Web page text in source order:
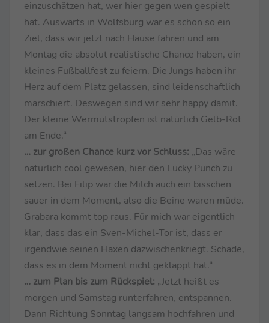
einzuschätzen hat, wer hier gegen wen gespielt
hat. Auswärts in Wolfsburg war es schon so ein
Ziel, dass wir jetzt nach Hause fahren und am
Montag die absolut realistische Chance haben, ein
kleines Fußballfest zu feiern. Die Jungs haben ihr
Herz auf dem Platz gelassen, sind leidenschaftlich
marschiert. Deswegen sind wir sehr happy damit.
Der kleine Wermutstropfen ist natürlich Gelb-Rot
am Ende.“
… zur großen Chance kurz vor Schluss: „Das wäre
natürlich cool gewesen, hier den Lucky Punch zu
setzen. Bei Filip war die Milch auch ein bisschen
sauer in dem Moment, also die Beine waren müde.
Grabara kommt top raus. Für mich war eigentlich
klar, dass das ein Sven-Michel-Tor ist, dass er
irgendwie seinen Haxen dazwischenkriegt. Schade,
dass es in dem Moment nicht geklappt hat.“
… zum Plan bis zum Rückspiel: „Jetzt heißt es
morgen und Samstag runterfahren, entspannen.
Dann Richtung Sonntag langsam hochfahren und